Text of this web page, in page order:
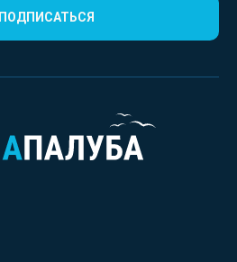
ПОДПИСАТЬСЯ